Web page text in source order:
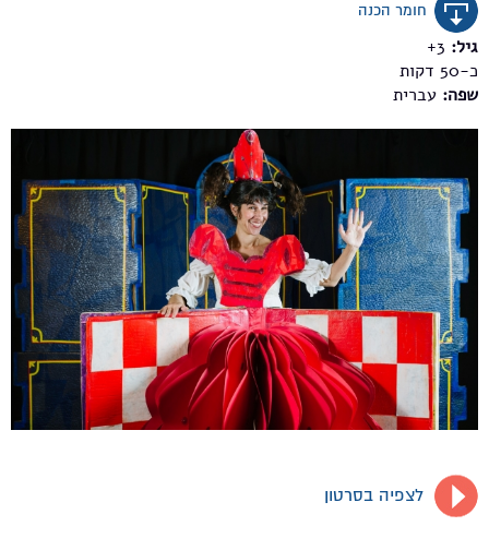
חומר הכנה
גיל: 3+
כ-50
שפה: עברית
לצפיה בסרטון